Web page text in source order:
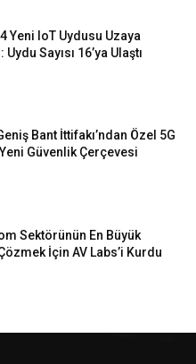
Yeni IoT Uydusu Uzaya
Sayısı 16’ya Ulaştı
Bant İttifakı’ndan Özel 5G
Güvenlik Çerçevesi
Sektörünün En Büyük
İçin AV Labs’i Kurdu